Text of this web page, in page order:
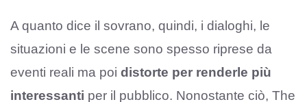
A quanto dice il sovrano, quindi, i dialoghi, le
situazioni e le scene sono spesso riprese da
eventi reali ma poi distorte per renderle più
interessanti per il pubblico. Nonostante ciò, The